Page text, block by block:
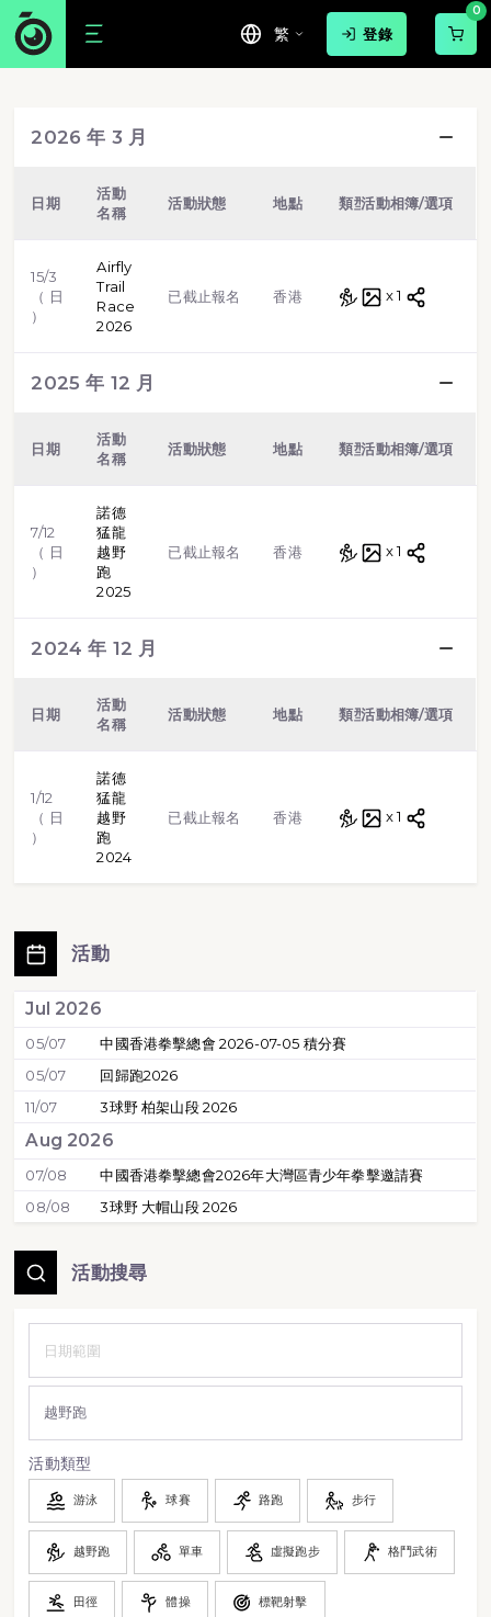
繁 登錄
0
2026 年 3 月
日期
活動
名稱
活動狀態 地點 類型活動相簿/選項
15/3
（ 日
）
Airfly
Trail
Race
2026
已截止報名 香港 越野跑
x 1
2025 年 12 月
日期
活動
名稱
活動狀態 地點 類型活動相簿/選項
7/12
（ 日
）
諾德
猛龍
越野
跑
2025
已截止報名 香港 越野跑
x 1
2024 年 12 月
日期
活動
名稱
活動狀態 地點 類型活動相簿/選項
1/12
（ 日
）
諾德
猛龍
越野
跑
2024
已截止報名 香港 越野跑
x 1
活動
Jul 2026
05/07
中國香港拳擊總會 2026-07-05 積分賽
05/07
回歸跑2026
11/07
3球野 柏架山段 2026
Aug 2026
07/08
中國香港拳擊總會2026年大灣區青少年拳擊邀請賽
08/08
3球野 大帽山段 2026
活動搜尋
活動類型
游泳 球賽 路跑 步行
越野跑 單車 虛擬跑步 格鬥武術
田徑 體操 標靶射擊